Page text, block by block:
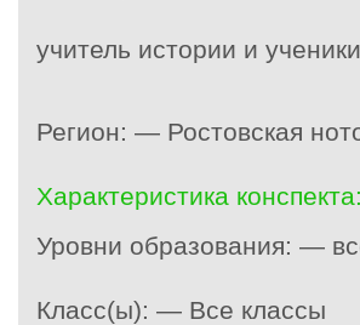
учитель истории и
Регион: — Ростовская
Характеристика конспекта:
Уровни образования: —
Класс(ы): — Все классы